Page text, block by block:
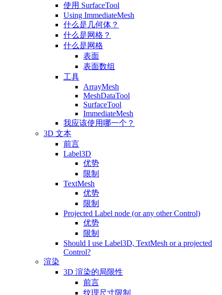
使用 SurfaceTool
Using ImmediateMesh
什么是几何体？
什么是网格？
什么是网格
表面
表面数组
工具
ArrayMesh
MeshDataTool
SurfaceTool
ImmediateMesh
我应该使用哪一个？
3D 文本
前言
Label3D
优势
限制
TextMesh
优势
限制
Projected Label node (or any other Control)
优势
限制
Should I use Label3D, TextMesh or a projected
Control?
渲染
3D 渲染的局限性
前言
纹理尺寸限制